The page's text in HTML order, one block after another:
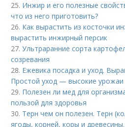
25. Инжир и его полезные
что из него приготовить?
26. Как вырастить из косточки
вырастить инжирный персик
27.Ультраранние сорта
созревания
28. Ежевика посадка и уход.
Простой уход — высокие урожаи
29. Полезен ли мед для
пользой для здоровья
30. Терн чем он полезен. Терн
ягоды, корней, коры и